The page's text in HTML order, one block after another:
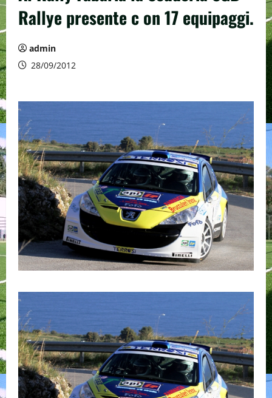
Rallye presente c on 17 equipaggi.
admin
28/09/2012